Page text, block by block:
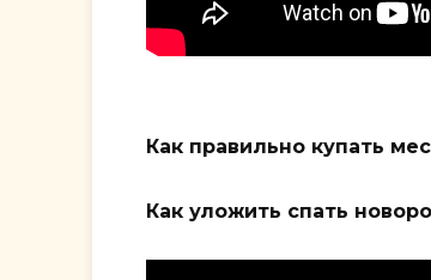
Как правильно купать
Как уложить спать